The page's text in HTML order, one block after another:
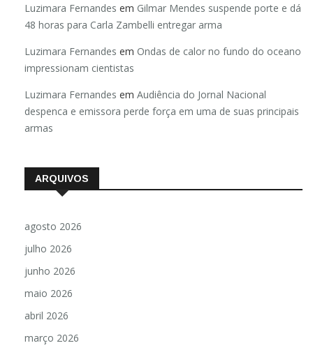
Luzimara Fernandes em Gilmar Mendes suspende porte e dá
48 horas para Carla Zambelli entregar arma
Luzimara Fernandes em Ondas de calor no fundo do oceano
impressionam cientistas
Luzimara Fernandes em Audiência do Jornal Nacional
despenca e emissora perde força em uma de suas principais
armas
ARQUIVOS
agosto 2026
julho 2026
junho 2026
maio 2026
abril 2026
março 2026